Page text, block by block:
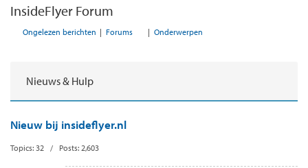
InsideFlyer Forum
Ongelezen berichten | Forums | Onderwerpen
Nieuws & Hulp
Nieuw bij insideflyer.nl
Topics: 32 / Posts: 2,603